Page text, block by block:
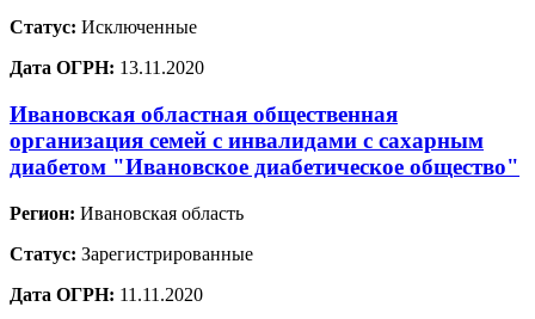
Статус: Исключенные
Дата ОГРН: 13.11.2020
Ивановская областная общественная
организация семей с инвалидами с сахарным
диабетом "Ивановское диабетическое общество"
Регион: Ивановская область
Статус: Зарегистрированные
Дата ОГРН: 11.11.2020